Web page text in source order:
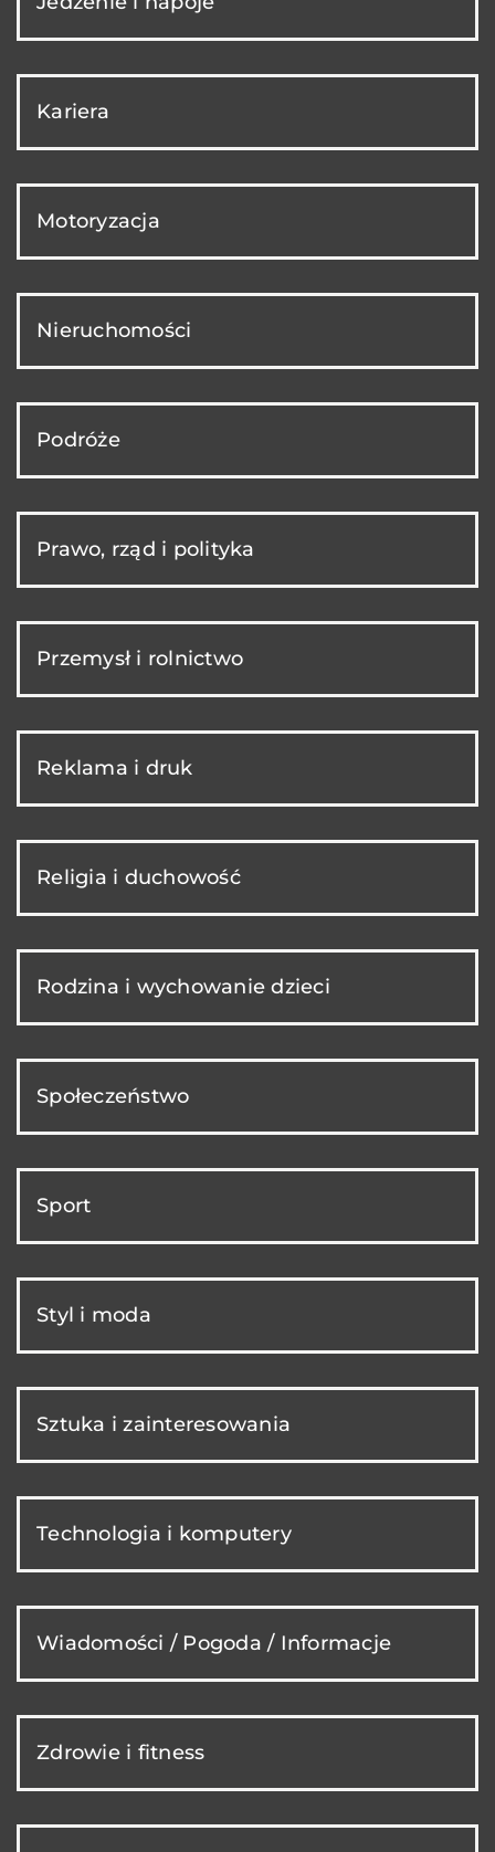
Kariera
Motoryzacja
Nieruchomości
Podróże
Prawo, rząd i polityka
Przemysł i rolnictwo
Reklama i druk
Religia i duchowość
Rodzina i wychowanie dzieci
Społeczeństwo
Sport
Styl i moda
Sztuka i zainteresowania
Technologia i komputery
Wiadomości / Pogoda / Informacje
Zdrowie i fitness